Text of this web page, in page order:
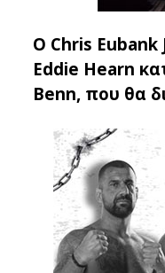
Ο Chris
Eddie Hearn
Benn, που θα